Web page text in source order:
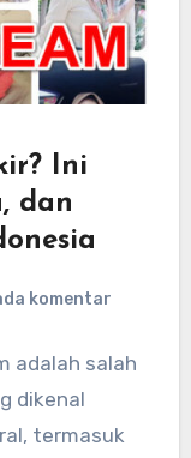
Ini
dan
komentar
adalah salah
dikenal
termasuk